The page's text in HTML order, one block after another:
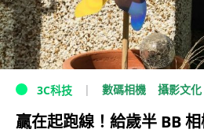
3C科技 數碼相機 攝影文化
贏在起跑線！給歲半 BB